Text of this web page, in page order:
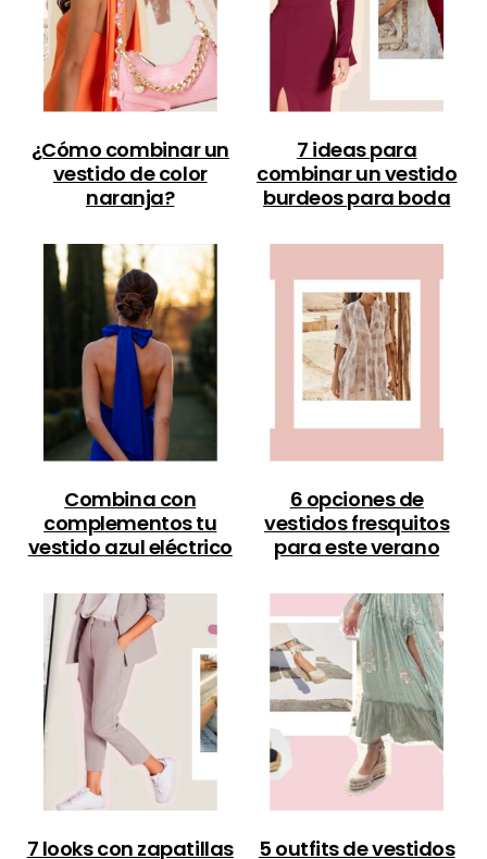
¿Cómo combinar un
vestido de color
naranja?
7 ideas para
combinar un vestido
burdeos para boda
Combina con
complementos tu
vestido azul eléctrico
6 opciones de
vestidos fresquitos
para este verano
7 looks con zapatillas
5 outfits de vestidos